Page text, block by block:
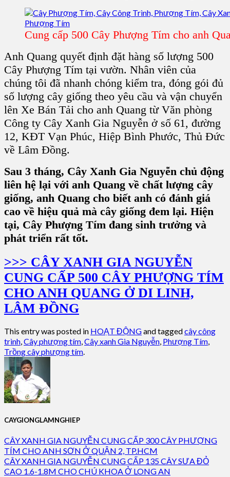
Cung cấp 500 Cây Phượng Tím cho anh
Anh Quang quyết định đặt hàng số lượng 500
Cây Phượng Tím tại vườn. Nhân viên của
chúng tôi đã nhanh chóng kiểm tra, đóng gói đủ
số lượng cây giống theo yêu cầu và vận chuyển
lên Xe Bán Tải cho anh Quang từ Văn phòng
Công ty Cây Xanh Gia Nguyễn ở số 61, đường
12, KĐT Vạn Phúc, Hiệp Bình Phước, Thủ Đức
về Lâm Đồng.
Sau 3 tháng, Cây Xanh Gia Nguyễn chủ động
liên hệ lại với anh Quang về chất lượng cây
giống, anh Quang cho biết anh có đánh giá
cao về hiệu quả mà cây giống đem lại. Hiện
tại, Cây Phượng Tím đang sinh trưởng và
phát triển rất tốt.
>>> CÂY XANH GIA NGUYỄN
CUNG CẤP 500 CÂY PHƯỢNG TÍM
CHO ANH QUANG Ở DI LINH,
LÂM ĐỒNG
This entry was posted in HOẠT ĐỘNGand taggedcây công
trình,Cây phượng tím,Cây xanh Gia Nguyễn, Phượng Tím,
Trồng cây phượng tím.
CAYGIONGLAMNGHIEP
CÂY XANH GIA NGUYỄN CUNG CẤP 300 CÂY PHƯỢNG
TÍM CHO ANH SƠN Ở QUẬN 2, TP.HCM
CÂY XANH GIA NGUYỄN CUNG CẤP 135 CÂY SƯA ĐỎ
CAO 1.6-1.8M CHO CHÚ KHOA Ở LONG AN